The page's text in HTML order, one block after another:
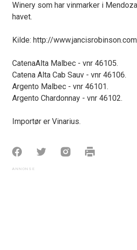
Winery som har vinmarker i
havet.
Kilde: http://
CatenaAlta Malbec - vnr 46105.
Catena Alta Cab Sauv - vnr 46106.
Argento Malbec - vnr 46101.
Argento Chardonnay - vnr 46102.
Importør er Vinarius.